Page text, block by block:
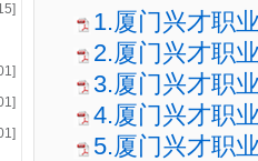
学年第一学期期末集中考试安排的通知
一学期期末考试安排表
1.厦门兴才职
2.厦门兴才职
3.厦门兴才职
4.厦门兴才职
5.厦门兴才职